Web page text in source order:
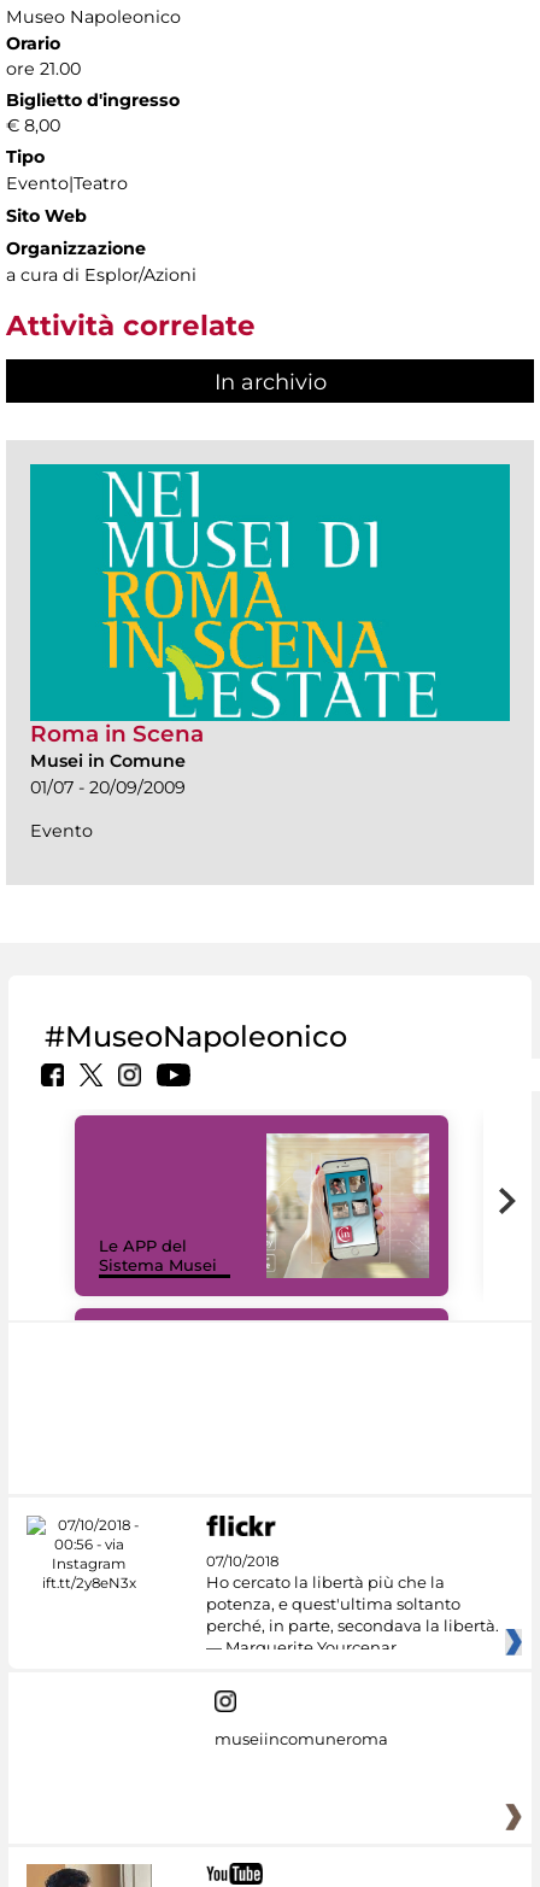
Museo Napoleonico
Orario
ore 21.00
Biglietto d'ingresso
€ 8,00
Tipo
Evento|Teatro
Sito Web
Organizzazione
a cura di Esplor/Azioni
Attività correlate
In archivio
Roma in Scena
Musei in Comune
01/07 - 20/09/2009
Evento
#MuseoNapoleonico
Le APP del
Sistema Musei
07/10/2018
Ho cercato la libertà più che la
potenza, e quest'ultima soltanto
perché, in parte, secondava la libertà.
— Marguerite Yourcenar
museiincomuneroma